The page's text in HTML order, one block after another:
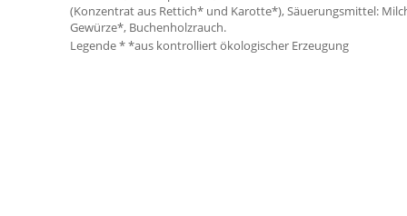
(Konzentrat aus Rettich* und Karotte*), Säuerungsmittel:
Gewürze*, Buchenholzrauch.
Legende * *aus kontrolliert ökologischer Erzeugung